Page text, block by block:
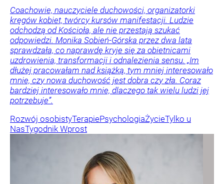
Coachowie, nauczyciele duchowości, organizatorki
kręgów kobiet, twórcy kursów manifestacji. Ludzie
odchodzą od Kościoła, ale nie przestają szukać
odpowiedzi. Monika Sobień-Górska przez dwa lata
sprawdzała, co naprawdę kryje się za obietnicami
uzdrowienia, transformacji i odnalezienia sensu. „Im
dłużej pracowałam nad książką, tym mniej interesowało
mnie, czy nowa duchowość jest dobra czy zła. Coraz
bardziej interesowało mnie, dlaczego tak wielu ludzi jej
potrzebuje”.
Rozwój osobistyTerapiePsychologiaŻycieTylko u
NasTygodnik Wprost